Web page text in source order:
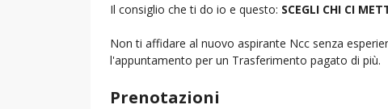
Il consiglio che ti do io e questo: SCEGLI CHI CI
Non ti affidare al nuovo aspirante Ncc senza
l'appuntamento per un Trasferimento pagato di più.
Prenotazioni